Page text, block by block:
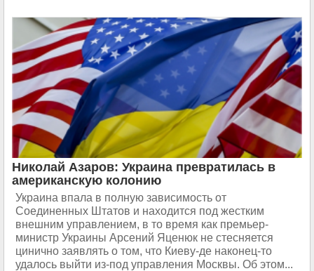
Николай Азаров: Украина превратилась в
американскую колонию
Украина впала в полную зависимость от
Соединенных Штатов и находится под жестким
внешним управлением, в то время как премьер-
министр Украины Арсений Яценюк не стесняется
цинично заявлять о том, что Киеву-де наконец-то
удалось выйти из-под управления Москвы. Об этом...